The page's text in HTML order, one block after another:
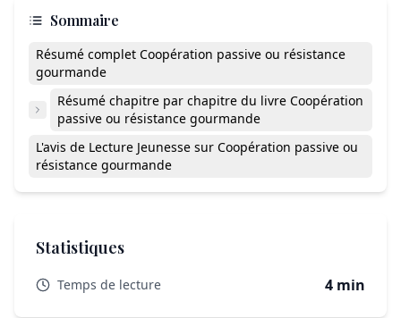
Sommaire
Résumé complet Coopération passive ou résistance
gourmande
Résumé chapitre par chapitre du livre Coopération
passive ou résistance gourmande
L'avis de Lecture Jeunesse sur Coopération passive ou
résistance gourmande
Statistiques
Temps de lecture 4 min